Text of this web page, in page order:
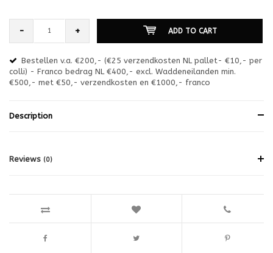
- + ADD TO CART
Bestellen v.a. €200,- (€25 verzendkosten NL pallet- €10,- per
colli) - Franco bedrag NL €400,- excl. Waddeneilanden min.
€500,- met €50,- verzendkosten en €1000,- franco
Description
Reviews (0)